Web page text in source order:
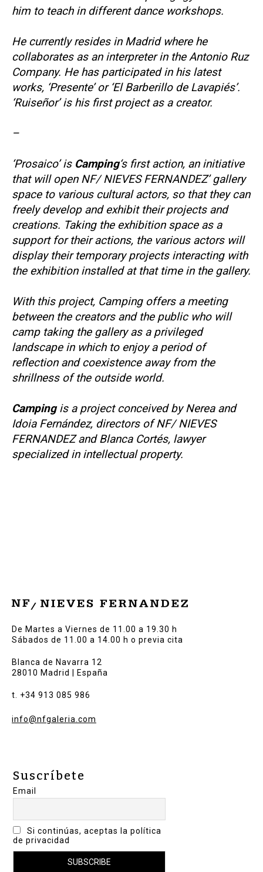
him to teach in different dance workshops.
He currently resides in Madrid where he
collaborates as an interpreter in the Antonio Ruz
Company. He has participated in his latest
works, ‘Presente’ or ‘El Barberillo de Lavapiés’.
‘Ruiseñor’ is his first project as a creator.
–
‘Prosaico’ is Camping‘s first action, an initiative
that will open NF/ NIEVES FERNANDEZ’ gallery
space to various cultural actors, so that they can
freely develop and exhibit their projects and
creations. Taking the exhibition space as a
support for their actions, the various actors will
display their temporary projects interacting with
the exhibition installed at that time in the gallery.
With this project, Camping offers a meeting
between the creators and the public who will
camp taking the gallery as a privileged
landscape in which to enjoy a period of
reflection and coexistence away from the
shrillness of the outside world.
Campingis a project conceived by Nerea and
Idoia Fernández, directors of NF/ NIEVES
FERNANDEZ and Blanca Cortés, lawyer
specialized in intellectual property.
De Martes a Viernes de 11.00 a 19.30 h
Sábados de 11.00 a 14.00 h o previa cita
Blanca de Navarra 12
28010 Madrid | España
t. +34 913 085 986
info@nfgaleria.com
Suscríbete
Email
Si continúas, aceptas la política
de privacidad